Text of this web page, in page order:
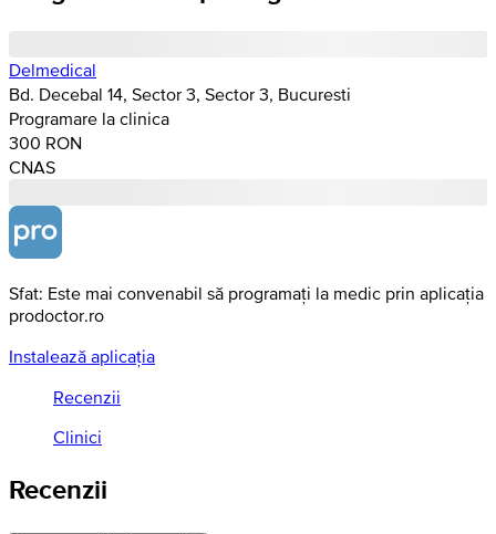
Delmedical
Bd. Decebal 14, Sector 3, Sector 3, Bucuresti
Programare la clinica
300 RON
CNAS
Sfat: Este mai convenabil să programați la medic prin aplicația
prodoctor.ro
Instalează aplicația
Recenzii
Clinici
Recenzii